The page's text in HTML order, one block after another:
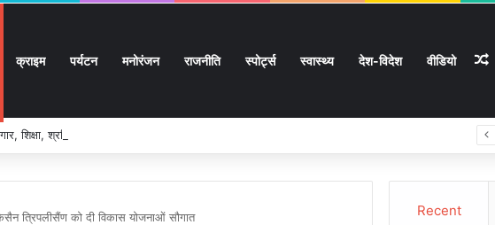
क्राइम पर्यटन मनोरंजन राजनीति स्पोर्ट्स स्वास्थ्य देश-विदेश वीडियो
शिक्षा, श्रमिक हित और आधारभूत विकास को नई गति, राज्य कैबिनेट ने लिए ऐतिहासिक फैसले
त्रिपलीसैंण को दी विकास योजनाओं सौगात Recent